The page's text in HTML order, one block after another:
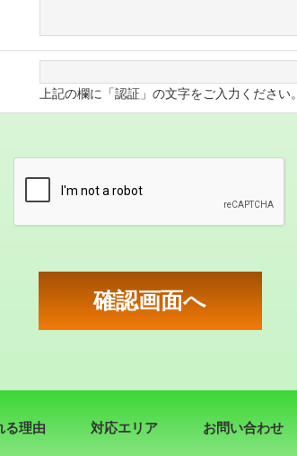
上記の欄に「認証」の文字をご入力ください。
る理由 対応エリア お問い合わせ